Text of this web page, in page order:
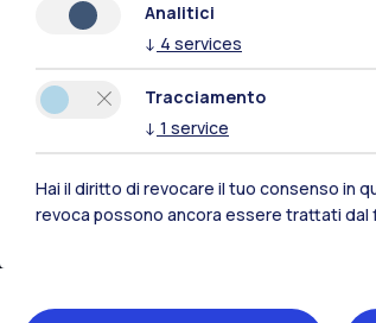
Sedi
Analitici
↓ 4 services
Tracciamento
↓ 1 service
Hai il diritto di revocare il tuo consenso in
revoca possono ancora essere trattati dal